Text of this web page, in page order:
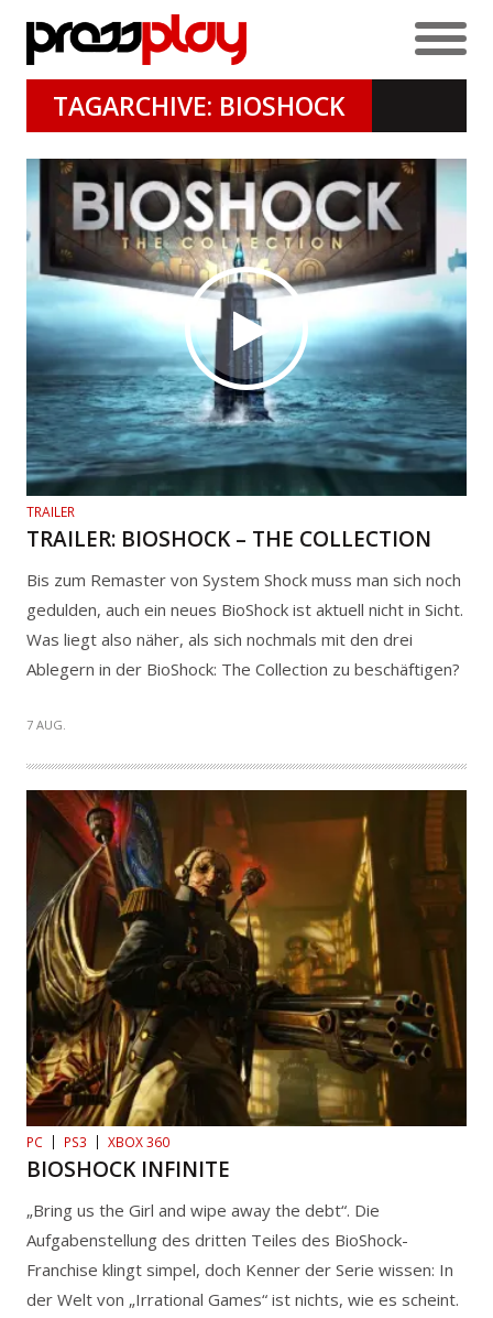
TAGARCHIVE: BIOSHOCK
TRAILER
TRAILER: BIOSHOCK – THE COLLECTION
Bis zum Remaster von System Shock muss man sich noch
gedulden, auch ein neues BioShock ist aktuell nicht in Sicht.
Was liegt also näher, als sich nochmals mit den drei
Ablegern in der BioShock: The Collection zu beschäftigen?
7 AUG.
PC PS3 XBOX 360
BIOSHOCK INFINITE
„Bring us the Girl and wipe away the debt“. Die
Aufgabenstellung des dritten Teiles des BioShock-
Franchise klingt simpel, doch Kenner der Serie wissen: In
der Welt von „Irrational Games“ ist nichts, wie es scheint.